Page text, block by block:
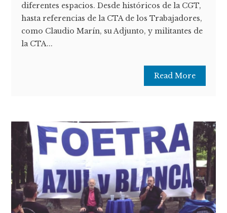
diferentes espacios. Desde históricos de la CGT,
hasta referencias de la CTA de los Trabajadores,
como Claudio Marín, su Adjunto, y militantes de
la CTA...
Read More